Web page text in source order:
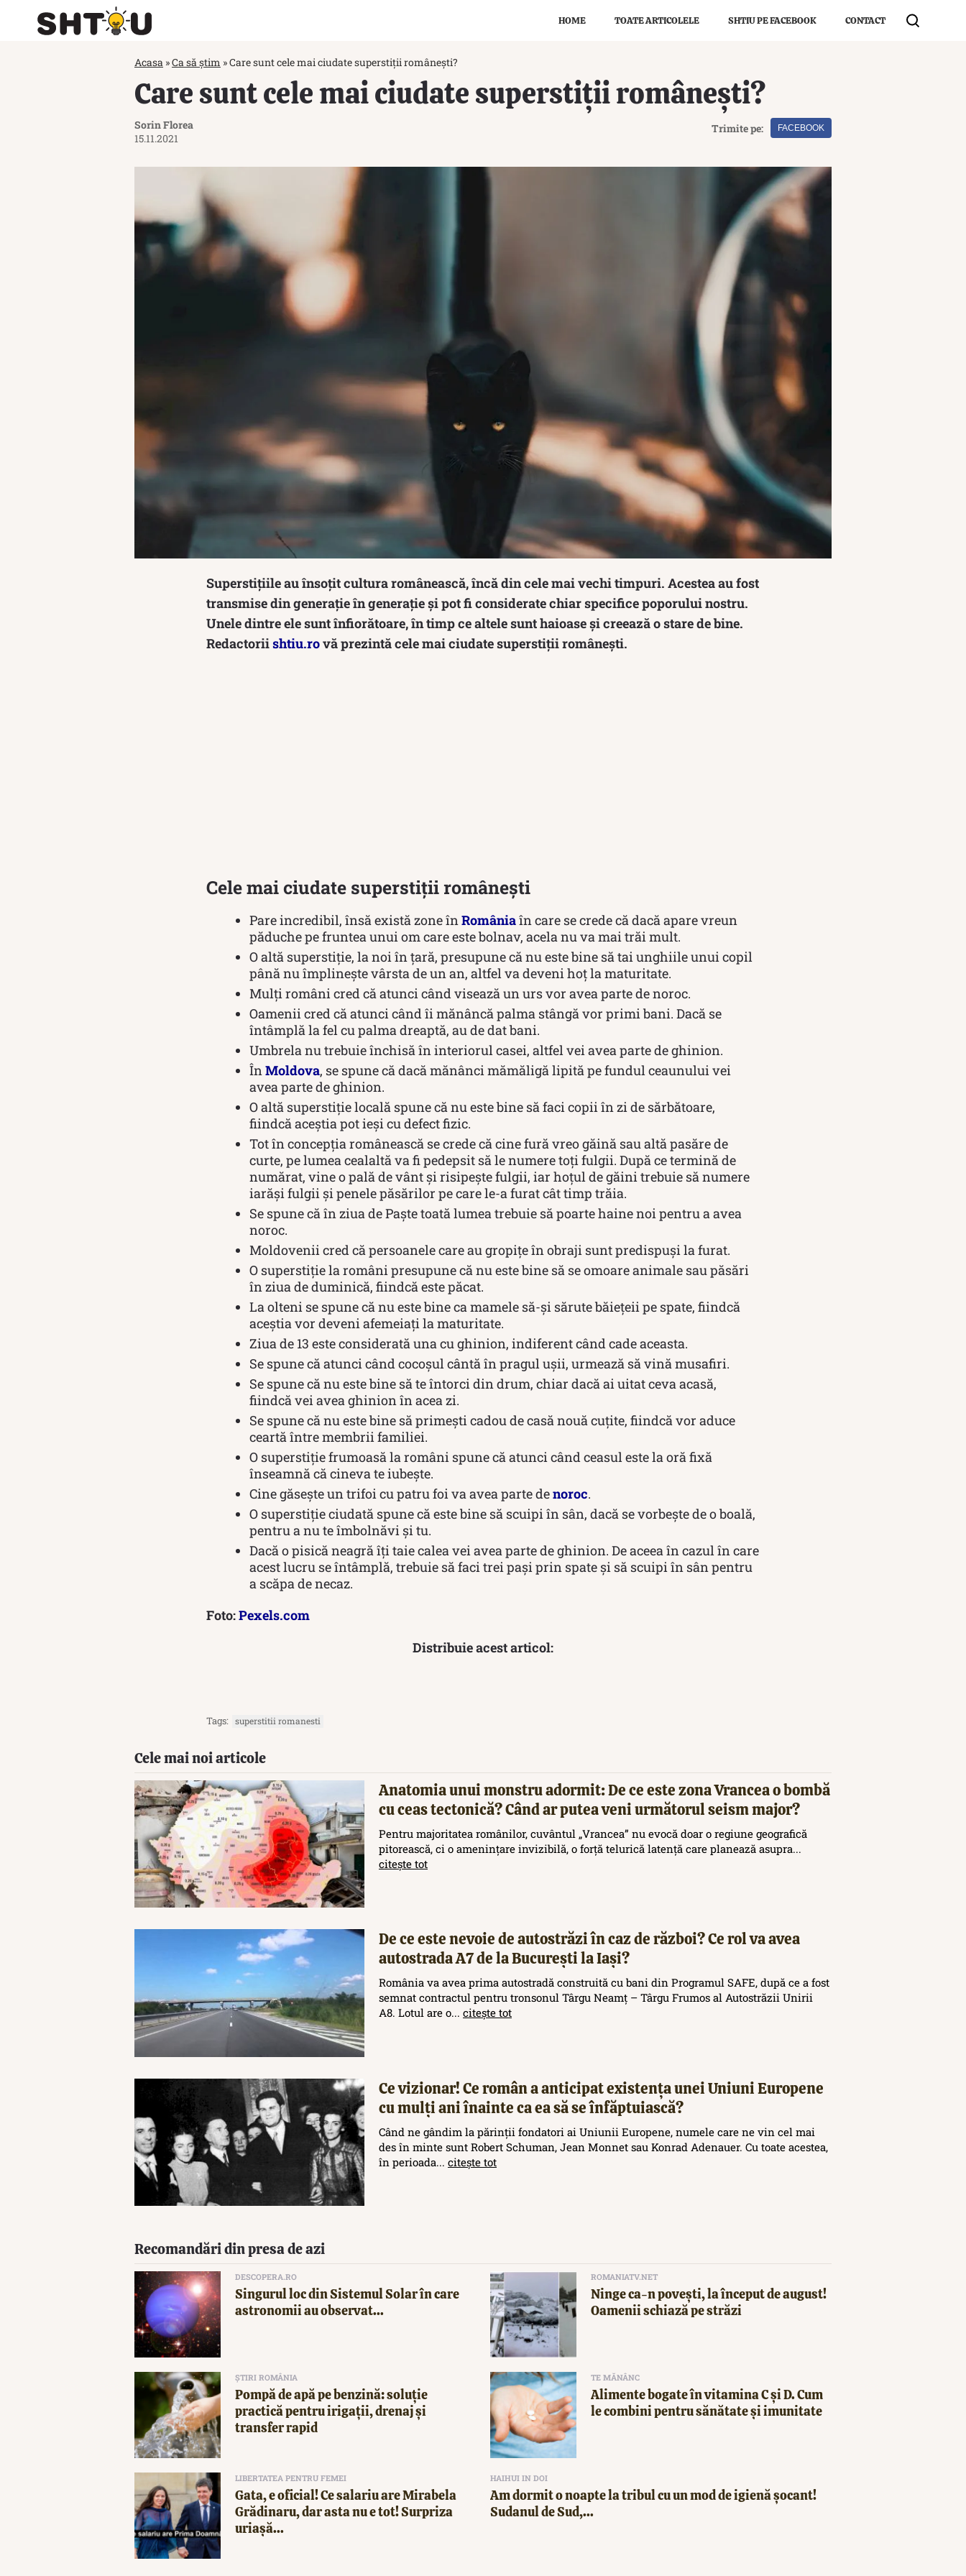
HOME TOATE ARTICOLELE SHTIU PE FACEBOOK CONTACT
Acasa »Ca să știm »Care sunt cele mai ciudate superstiții românești?
Care sunt cele mai ciudate superstiții românești?
Sorin Florea
15.11.2021
Trimite pe: FACEBOOK
Superstițiile au însoțit cultura românească, încă din cele mai vechi timpuri. Acestea au fost
transmise din generație în generație și pot fi considerate chiar specifice poporului nostru.
Unele dintre ele sunt înfiorătoare, în timp ce altele sunt haioase și creează o stare de bine.
Redactoriishtiu.rovă prezintă cele mai ciudate superstiții românești.
Cele mai ciudate superstiții românești
Pare incredibil, însă există zone înRomâniaîn care se crede că dacă apare vreun
păduche pe fruntea unui om care este bolnav, acela nu va mai trăi mult.
O altă superstiție, la noi în țară, presupune că nu este bine să tai unghiile unui copil
până nu împlinește vârsta de un an, altfel va deveni hoț la maturitate.
Mulți români cred că atunci când visează un urs vor avea parte de noroc.
Oamenii cred că atunci când îi mănâncă palma stângă vor primi bani. Dacă se
întâmplă la fel cu palma dreaptă, au de dat bani.
Umbrela nu trebuie închisă în interiorul casei, altfel vei avea parte de ghinion.
ÎnMoldova, se spune că dacă mănânci mămăligă lipită pe fundul ceaunului vei
avea parte de ghinion.
O altă superstiție locală spune că nu este bine să faci copii în zi de sărbătoare,
fiindcă aceștia pot ieși cu defect fizic.
Tot în concepția românească se crede că cine fură vreo găină sau altă pasăre de
curte, pe lumea cealaltă va fi pedepsit să le numere toţi fulgii. După ce termină de
numărat, vine o pală de vânt şi risipeşte fulgii, iar hoţul de găini trebuie să numere
iarăşi fulgii şi penele păsărilor pe care le-a furat cât timp trăia.
Se spune că în ziua de Paște toată lumea trebuie să poarte haine noi pentru a avea
noroc.
Moldovenii cred că persoanele care au gropițe în obraji sunt predispuși la furat.
O superstiție la români presupune că nu este bine să se omoare animale sau păsări
în ziua de duminică, fiindcă este păcat.
La olteni se spune că nu este bine ca mamele să-şi sărute băieţeii pe spate, fiindcă
aceștia vor deveni afemeiați la maturitate.
Ziua de 13 este considerată una cu ghinion, indiferent când cade aceasta.
Se spune că atunci când cocoșul cântă în pragul ușii, urmează să vină musafiri.
Se spune că nu este bine să te întorci din drum, chiar dacă ai uitat ceva acasă,
fiindcă vei avea ghinion în acea zi.
Se spune că nu este bine să primești cadou de casă nouă cuțite, fiindcă vor aduce
ceartă între membrii familiei.
O superstiție frumoasă la români spune că atunci când ceasul este la oră fixă
înseamnă că cineva te iubește.
Cine găsește un trifoi cu patru foi va avea parte denoroc.
O superstiție ciudată spune că este bine să scuipi în sân, dacă se vorbește de o boală,
pentru a nu te îmbolnăvi și tu.
Dacă o pisică neagră îți taie calea vei avea parte de ghinion. De aceea în cazul în care
acest lucru se întâmplă, trebuie să faci trei pași prin spate și să scuipi în sân pentru
a scăpa de necaz.
Foto:Pexels.com
Distribuie acest articol:
Tags: superstitii romanesti
Cele mai noi articole
Anatomia unui monstru adormit: De ce este zona Vrancea o bombă
cu ceas tectonică? Când ar putea veni următorul seism major?
Pentru majoritatea românilor, cuvântul „Vrancea” nu evocă doar o regiune geografică
pitorească, ci o amenințare invizibilă, o forță telurică latență care planează asupra...
citește tot
De ce este nevoie de autostrăzi în caz de război? Ce rol va avea
autostrada A7 de la București la Iași?
România va avea prima autostradă construită cu bani din Programul SAFE, după ce a fost
semnat contractul pentru tronsonul Târgu Neamț – Târgu Frumos al Autostrăzii Unirii
A8. Lotul are o... citește tot
Ce vizionar! Ce român a anticipat existența unei Uniuni Europene
cu mulți ani înainte ca ea să se înfăptuiască?
Când ne gândim la părinții fondatori ai Uniunii Europene, numele care ne vin cel mai
des în minte sunt Robert Schuman, Jean Monnet sau Konrad Adenauer. Cu toate acestea,
în perioada... citește tot
Recomandări din presa de azi
DESCOPERA.RO
Singurul loc din Sistemul Solar în care
astronomii au observat...
ROMANIATV.NET
Ninge ca-n povești, la început de august!
Oamenii schiază pe străzi
ȘTIRI ROMÂNIA
Pompă de apă pe benzină: soluție
practică pentru irigații, drenaj și
transfer rapid
TE MĂNÂNC
Alimente bogate în vitamina C și D. Cum
le combini pentru sănătate și imunitate
LIBERTATEA PENTRU FEMEI
Gata, e oficial! Ce salariu are Mirabela
Grădinaru, dar asta nu e tot! Surpriza
uriașă...
HAIHUI IN DOI
Am dormit o noapte la tribul cu un mod de igienă șocant!
Sudanul de Sud,...